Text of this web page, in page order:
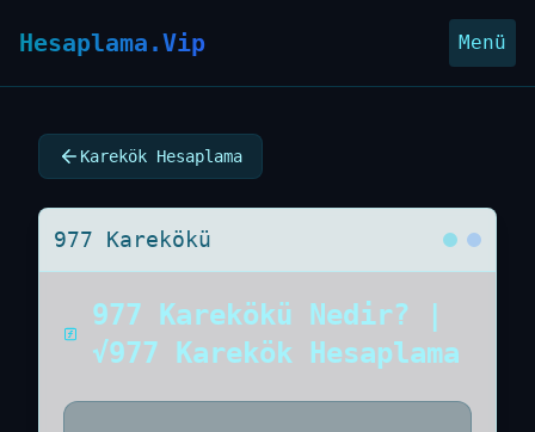
Hesaplama.Vip Menü
Karekök Hesaplama
977 Karekökü
977 Karekökü Nedir? |
√977 Karekök Hesaplama